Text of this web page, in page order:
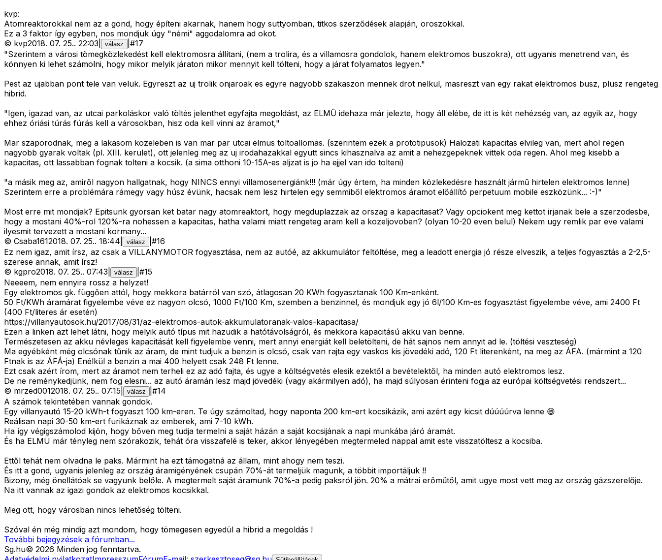
kvp:
Atomreaktorokkal nem az a gond, hogy építeni akarnak, hanem hogy suttyomban, titkos szerződések alapján, oroszokkal.
Ez a 3 faktor így egyben, nos mondjuk úgy "némi" aggodalomra ad okot.
© kvp2018. 07. 25.. 22:03 válasz #17
"Szerintem a városi tömegközlekedést kell elektromosra állítani, (nem a trolira, és a villamosra gondolok, hanem elektromos buszokra), ott ugyanis menetrend van, és
könnyen ki lehet számolni, hogy mikor melyik járaton mikor mennyit kell tölteni, hogy a járat folyamatos legyen."
Pest az ujabban pont tele van veluk. Egyreszt az uj trolik onjaroak es egyre nagyobb szakaszon mennek drot nelkul, masreszt van egy rakat elektromos busz, plusz rengeteg
hibrid.
"Igen, igazad van, az utcai parkoláskor való töltés jelenthet egyfajta megoldást, az ELMŰ idehaza már jelezte, hogy áll elébe, de itt is két nehézség van, az egyik az, hogy
ehhez óriási túrás fúrás kell a városokban, hisz oda kell vinni az áramot,"
Mar szaporodnak, meg a lakasom kozeleben is van mar par utcai elmus toltoallomas. (szerintem ezek a prototipusok) Halozati kapacitas elvileg van, mert ahol regen
nagyobb gyarak voltak (pl. XIII. kerulet), ott jelenleg meg az uj irodahazakkal egyutt sincs kihasznalva az amit a nehezgepeknek vittek oda regen. Ahol meg kisebb a
kapacitas, ott lassabban fognak tolteni a kocsik. (a sima otthoni 10-15A-es aljzat is jo ha ejjel van ido tolteni)
"a másik meg az, amiről nagyon hallgatnak, hogy NINCS ennyi villamosenergiánk!!! (már úgy értem, ha minden közlekedésre használt jármű hirtelen elektromos lenne)
Szerintem erre a problémára rámegy vagy húsz évünk, hacsak nem lesz hirtelen egy semmiből elektromos áramot előállító perpetuum mobile eszközünk... :-)"
Most erre mit mondjak? Epitsunk gyorsan ket batar nagy atomreaktort, hogy megduplazzak az orszag a kapacitasat? Vagy opciokent meg kettot irjanak bele a szerzodesbe,
hogy a mostani 40%-rol 120%-ra nohessen a kapacitas, hatha valami miatt rengeteg aram kell a kozeljovoben? (olyan 10-20 even belul) Nekem ugy remlik par eve valami
ilyesmit tervezett a mostani kormany...
© Csaba1612018. 07. 25.. 18:44 válasz #16
Ez nem igaz, amit írsz, az csak a VILLANYMOTOR fogyasztása, nem az autóé, az akkumulátor feltöltése, meg a leadott energia jó része elveszik, a teljes fogyasztás a 2-2,5-
szerese annak, amit írsz!
© kgpro2018. 07. 25.. 07:43 válasz #15
Neeeem, nem ennyire rossz a helyzet!
Egy elektromos gk. függően attól, hogy mekkora batárról van szó, átlagosan 20 KWh fogyasztanak 100 Km-enként.
50 Ft/KWh áramárat figyelembe véve ez nagyon olcsó, 1000 Ft/100 Km, szemben a benzinnel, és mondjuk egy jó 6l/100 Km-es fogyasztást figyelembe véve, ami 2400 Ft
(400 Ft/literes ár esetén)
https://villanyautosok.hu/2017/08/31/az-elektromos-autok-akkumulatoranak-valos-kapacitasa/
Ezen a linken azt lehet látni, hogy melyik autó típus mit hazudik a hatótávolságról, és mekkora kapacitású akku van benne.
Természetesen az akku névleges kapacitását kell figyelembe venni, mert annyi energiát kell beletölteni, de hát sajnos nem annyit ad le. (töltési veszteség)
Ma egyébként még olcsónak tűnik az áram, de mint tudjuk a benzin is olcsó, csak van rajta egy vaskos kis jövedéki adó, 120 Ft literenként, na meg az ÁFA. (mármint a 120
Ftnak is az ÁFÁ-ja) Enélkül a benzin a mai 400 helyett csak 248 Ft lenne.
Ezt csak azért írom, mert az áramot nem terheli ez az adó fajta, és ugye a költségvetés elesik ezektől a bevételektől, ha minden autó elektromos lesz.
De ne reménykedjünk, nem fog elesni... az autó áramán lesz majd jövedéki (vagy akármilyen adó), ha majd súlyosan érinteni fogja az európai költségvetési rendszert...
© mrzed0012018. 07. 25.. 07:15 válasz #14
A számok tekintetében vannak gondok.
Egy villanyautó 15-20 kWh-t fogyaszt 100 km-eren. Te úgy számoltad, hogy naponta 200 km-ert kocsikázik, ami azért egy kicsit dúúúúrva lenne 😄
Reálisan napi 30-50 km-ert furikáznak az emberek, ami 7-10 kWh.
Ha így végigszámolod kijön, hogy bőven meg tudja termelni a saját házán a saját kocsijának a napi munkába járó áramát.
És ha ELMÜ már tényleg nem szórakozik, tehát óra visszafelé is teker, akkor lényegében megtermeled nappal amit este visszatöltesz a kocsiba.
Ettől tehát nem olvadna le paks. Mármint ha ezt támogatná az állam, mint ahogy nem teszi.
És itt a gond, ugyanis jelenleg az ország áramigényének csupán 70%-át termeljük magunk, a többit importáljuk !!
Bizony, még önellátóak se vagyunk belőle. A megtermelt saját áramunk 70%-a pedig paksról jön. 20% a mátrai erőműtől, amit ugye most vett meg az ország gázszerelője.
Na itt vannak az igazi gondok az elektromos kocsikkal.
Meg ott, hogy városban nincs lehetőség tölteni.
Szóval én még mindig azt mondom, hogy tömegesen egyedül a hibrid a megoldás !
További bejegyzések a fórumban...
Sg.hu© 2026 Minden jog fenntartva.